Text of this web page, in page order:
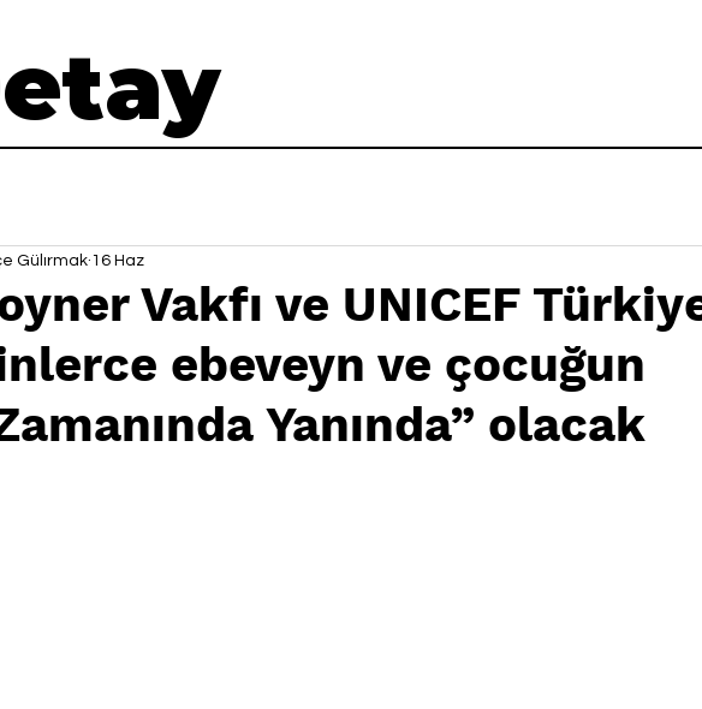
Vakfı ve UNICEF
ebeveyn ve çocuğun
Yanında” olacak
Gülırmak 16 Haz